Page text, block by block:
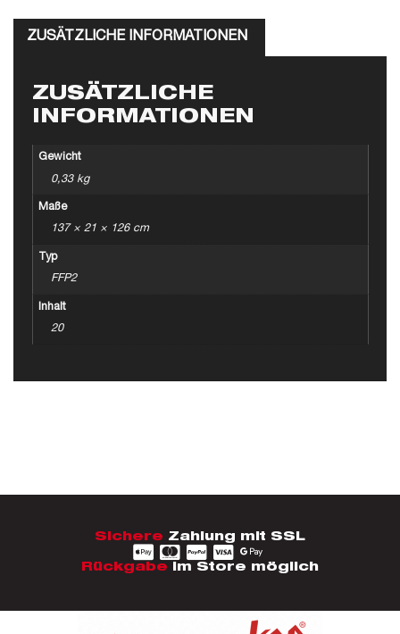
ZUSÄTZLICHE INFORMATIONEN
ZUSÄTZLICHE
INFORMATIONEN
Gewicht
0,33 kg
Maße
137 × 21 × 126 cm
Typ
FFP2
Inhalt
20
Sichere Zahlung mit SSL
Rückgabe im Store möglich